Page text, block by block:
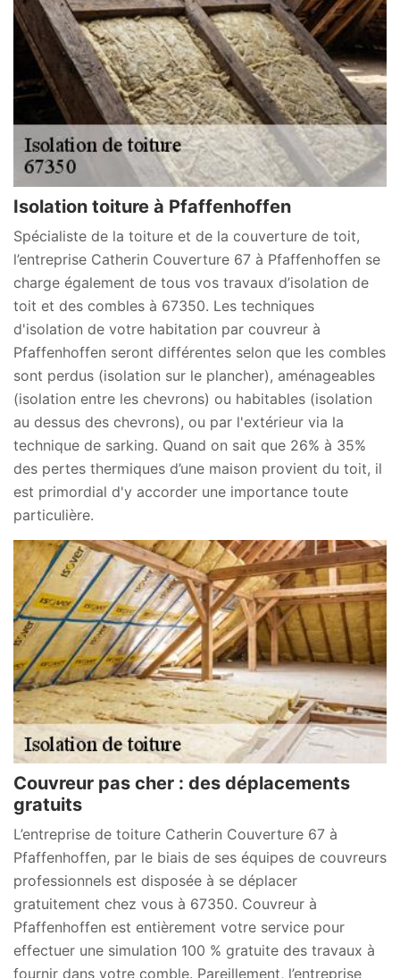
Isolation toiture à Pfaffenhoffen
Spécialiste de la toiture et de la couverture de toit,
l’entreprise Catherin Couverture 67 à Pfaffenhoffen se
charge également de tous vos travaux d’isolation de
toit et des combles à 67350. Les techniques
d'isolation de votre habitation par couvreur à
Pfaffenhoffen seront différentes selon que les combles
sont perdus (isolation sur le plancher), aménageables
(isolation entre les chevrons) ou habitables (isolation
au dessus des chevrons), ou par l'extérieur via la
technique de sarking. Quand on sait que 26% à 35%
des pertes thermiques d’une maison provient du toit, il
est primordial d'y accorder une importance toute
particulière.
Couvreur pas cher : des déplacements
gratuits
L’entreprise de toiture Catherin Couverture 67 à
Pfaffenhoffen, par le biais de ses équipes de couvreurs
professionnels est disposée à se déplacer
gratuitement chez vous à 67350. Couvreur à
Pfaffenhoffen est entièrement votre service pour
effectuer une simulation 100 % gratuite des travaux à
fournir dans votre comble. Pareillement, l’entreprise